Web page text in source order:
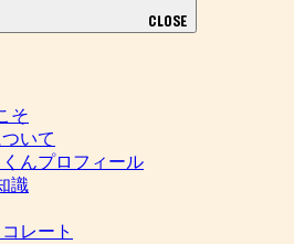
CLOSE
そ
いて
んプロフィール
識
レート